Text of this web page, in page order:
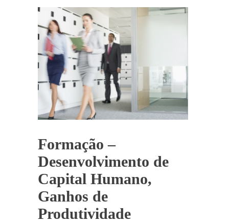
Formação –
Desenvolvimento de
Capital Humano,
Ganhos de
Produtividade